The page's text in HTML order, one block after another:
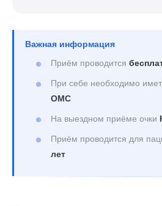
Важная информация
Приём проводится
При себе необходимо
ОМС
На выездном приёме очки
Приём проводится для
лет